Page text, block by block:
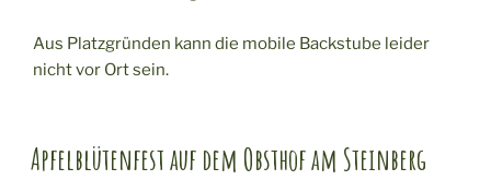
Aus Platzgründen kann die mobile Backstube leider
nicht vor Ort sein.
Apfelblütenfest auf dem Obsthof am Steinberg